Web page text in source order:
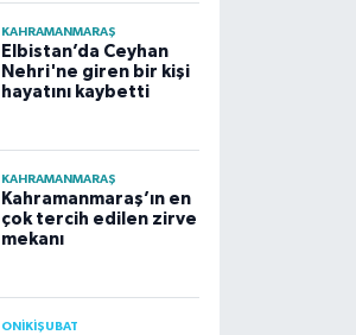
KAHRAMANMARAŞ
Elbistan’da Ceyhan
Nehri'ne giren bir kişi
hayatını kaybetti
KAHRAMANMARAŞ
Kahramanmaraş’ın en
çok tercih edilen zirve
mekanı
ONİKİŞUBAT